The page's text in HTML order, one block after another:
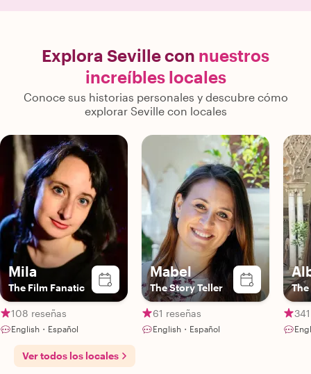
Explora Seville con nuestros
increíbles locales
Conoce sus historias personales y descubre cómo
explorar Seville con locales
Mila
The Film Fanatic
108 reseñas
English・Español
Mabel
The Story Teller
61 reseñas
English・Español
The
Ver todos los locales